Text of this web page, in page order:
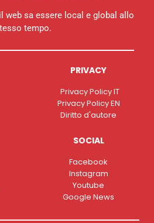
web sa essere local e global allo
tempo.
PRIVACY
Privacy Policy IT
Privacy Policy EN
Diritto d'autore
SOCIAL
Facebook
Instagram
Youtube
Google News